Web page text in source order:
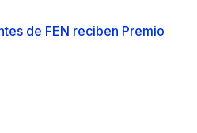
de FEN reciben Premio